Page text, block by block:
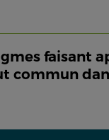
faisant
commun